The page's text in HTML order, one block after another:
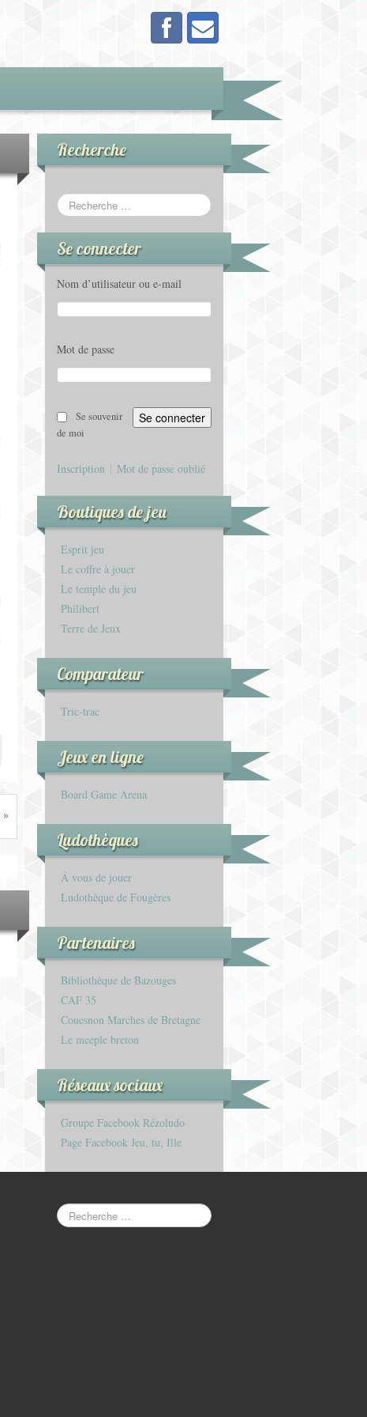
»
Recherche
Se connecter
Nom d’utilisateur ou e-mail
Mot de passe
Se souvenir
de moi
Inscription Mot de passe oublié
Boutiques de jeu
Esprit jeu
Le coffre à jouer
Le temple du jeu
Philibert
Terre de Jeux
Comparateur
Tric-trac
Jeux en ligne
Board Game Arena
Ludothèques
À vous de jouer
Ludothèque de Fougères
Partenaires
Bibliothèque de Bazouges
CAF 35
Couesnon Marches de Bretagne
Le meeple breton
Réseaux sociaux
Groupe Facebook Rézoludo
Page Facebook Jeu, tu, Ille